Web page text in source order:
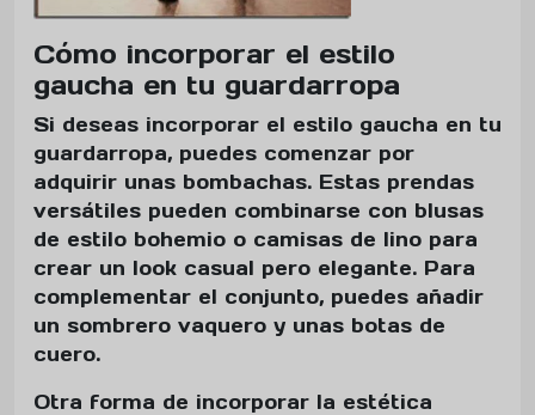
Cómo incorporar el estilo
gaucha en tu guardarropa
Si deseas incorporar el estilo gaucha en tu
guardarropa, puedes comenzar por
adquirir unas bombachas. Estas prendas
versátiles pueden combinarse con blusas
de estilo bohemio o camisas de lino para
crear un look casual pero elegante. Para
complementar el conjunto, puedes añadir
un sombrero vaquero y unas botas de
cuero.
Otra forma de incorporar la estética